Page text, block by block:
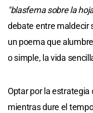
"blasfema sobre la
debate entre maldecir
un poema que
o simple, la vida
Optar por la
mientras dure el